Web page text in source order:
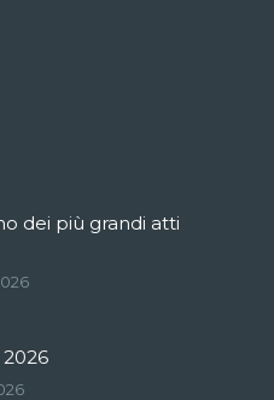
dei più grandi atti